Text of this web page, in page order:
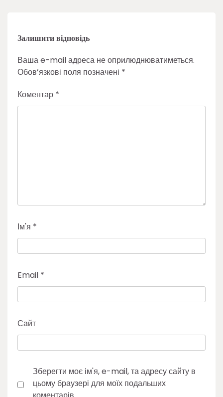
Залишити відповідь
Ваша e-mail адреса не оприлюднюватиметься.
Обов’язкові поля позначені *
Коментар *
Ім'я *
Email *
Сайт
Зберегти моє ім'я, e-mail, та адресу сайту в
цьому браузері для моїх подальших